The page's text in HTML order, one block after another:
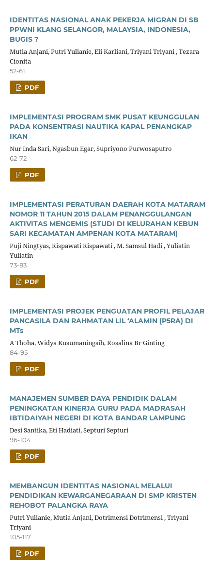
IDENTITAS NASIONAL ANAK PEKERJA MIGRAN DI SB
PPWNI KLANG SELANGOR, MALAYSIA, INDONESIA,
BUGIS ?
Mutia Anjani, Putri Yulianie, Eli Karliani, Triyani Triyani , Tezara
Cionita
52-61
PDF
IMPLEMENTASI PROGRAM SMK PUSAT KEUNGGULAN
PADA KONSENTRASI NAUTIKA KAPAL PENANGKAP
IKAN
Nur Inda Sari, Ngasbun Egar, Supriyono Purwosaputro
62-72
PDF
IMPLEMENTASI PERATURAN DAERAH KOTA MATARAM
NOMOR 11 TAHUN 2015 DALAM PENANGGULANGAN
AKTIVITAS MENGEMIS (STUDI DI KELURAHAN KEBUN
SARI KECAMATAN AMPENAN KOTA MATARAM)
Puji Ningtyas, Rispawati Rispawati , M. Samsul Hadi , Yuliatin
Yuliatin
73-83
PDF
IMPLEMENTASI PROJEK PENGUATAN PROFIL PELAJAR
PANCASILA DAN RAHMATAN LIL ‘ALAMIN (P5RA) DI
MTs
A Thoha, Widya Kusumaningsih, Rosalina Br Ginting
84-95
PDF
MANAJEMEN SUMBER DAYA PENDIDIK DALAM
PENINGKATAN KINERJA GURU PADA MADRASAH
IBTIDAIYAH NEGERI DI KOTA BANDAR LAMPUNG
Desi Santika, Eti Hadiati, Septuri Septuri
96-104
PDF
MEMBANGUN IDENTITAS NASIONAL MELALUI
PENDIDIKAN KEWARGANEGARAAN DI SMP KRISTEN
REHOBOT PALANGKA RAYA
Putri Yulianie, Mutia Anjani, Dotrimensi Dotrimensi , Triyani
Triyani
105-117
PDF